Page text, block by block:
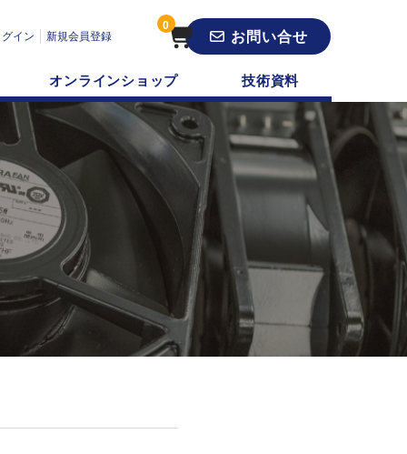
イン 新規会員登録
0
お問い合せ
オンラインショップ 技術資料